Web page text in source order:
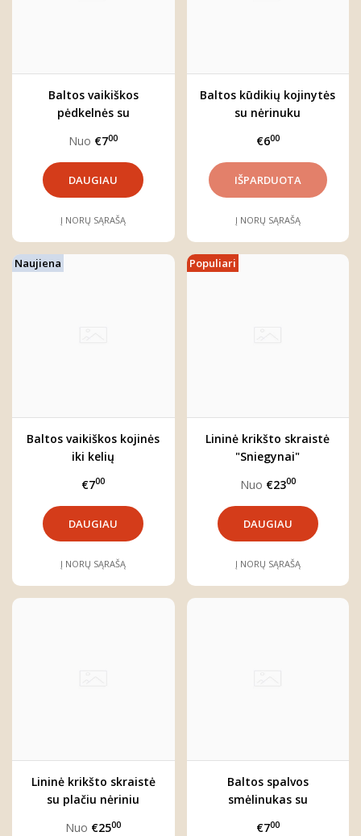
Baltos vaikiškos
pėdkelnės su
Nuo €700
DAUGIAU
Į NORŲ SĄRAŠĄ
Baltos kūdikių kojinytės
su nėrinuku
€600
Į NORŲ SĄRAŠĄ
Naujiena
Baltos vaikiškos kojinės
iki kelių
€700
DAUGIAU
Į NORŲ SĄRAŠĄ
Populiari
Lininė krikšto skraistė
"Sniegynai"
Nuo €2300
DAUGIAU
Į NORŲ SĄRAŠĄ
Lininė krikšto skraistė
su plačiu nėriniu
Nuo €2500
Baltos spalvos
smėlinukas su
€700